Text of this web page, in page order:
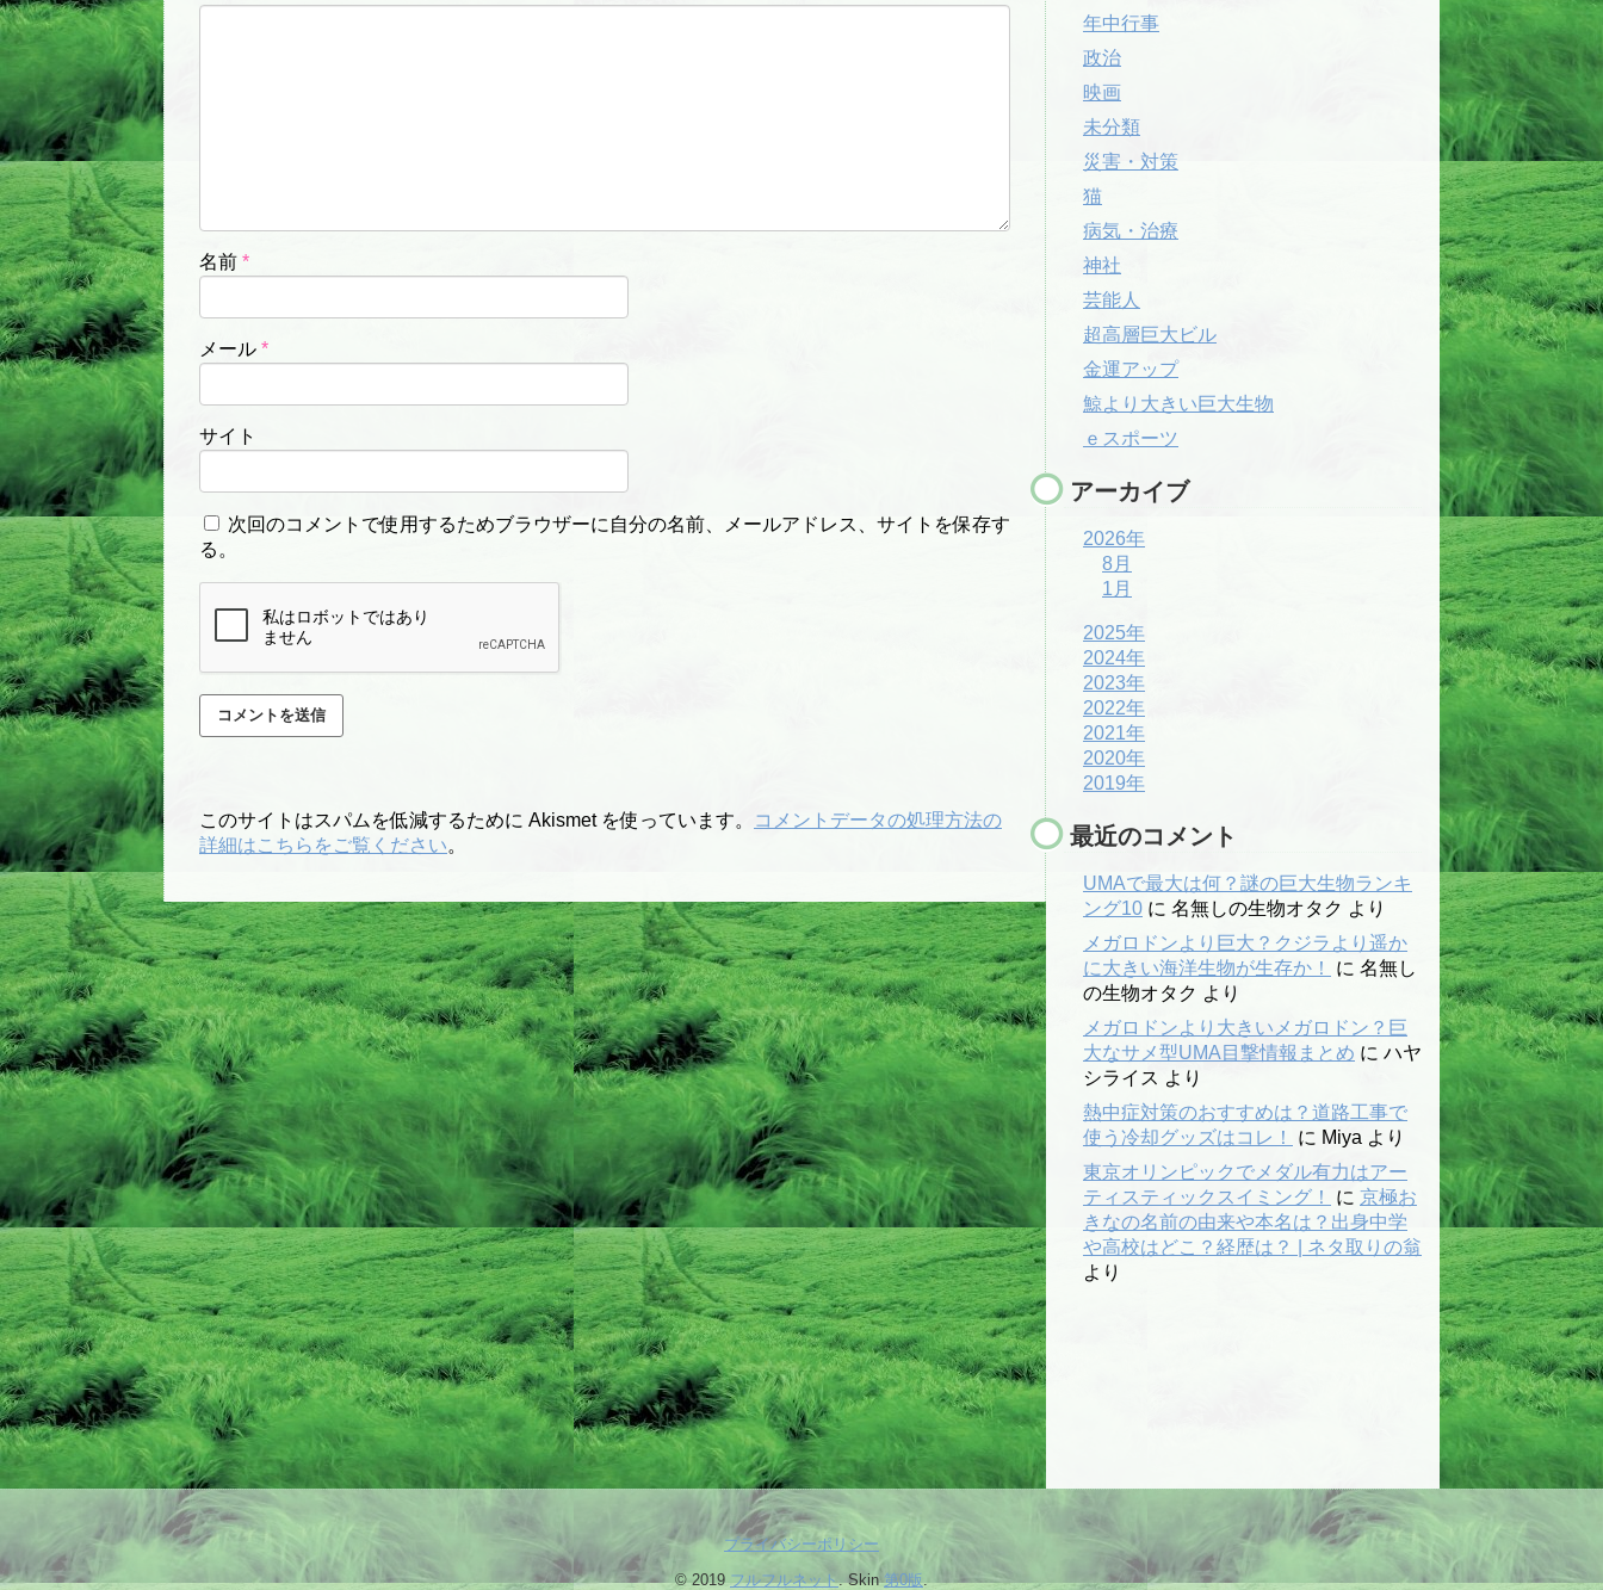
名前 *
メール *
サイト
次回のコメントで使用するためブラウザーに自分の名前、メールアドレス、サイトを保存す
る。
このサイトはスパムを低減するために Akismet を使っています。
コメントデータの処理方法の
詳細はこちらをご覧ください。
年中行事
政治
映画
未分類
災害・対策
猫
病気・治療
神社
芸能人
超高層巨大ビル
金運アップ
鯨より大きい巨大生物
ｅスポーツ
アーカイブ
2026年
8月
1月
2025年
2024年
2023年
2022年
2021年
2020年
2019年
最近のコメント
UMAで最大は何？謎の巨大生物ランキ
ング10 に 名無しの生物オタク より
メガロドンより巨大？クジラより遥か
に大きい海洋生物が生存か！
に 名無し
の生物オタク より
メガロドンより大きいメガロドン？巨
大なサメ型UMA目撃情報まとめ に ハヤ
シライス より
熱中症対策のおすすめは？道路工事で
使う冷却グッズはコレ！
に Miya より
東京オリンピックでメダル有力はアー
ティスティックスイミング！
に 京極お
きなの名前の由来や本名は？出身中学
や高校はどこ？経歴は？ | ネタ取りの翁
より
プライバシーポリシー
© 2019フルフルネット. Skin第0版.